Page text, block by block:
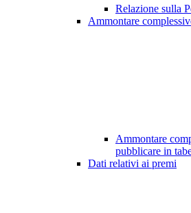
Relazione sulla
Ammontare
Ammontare
pubblicare in
Dati relativi ai premi